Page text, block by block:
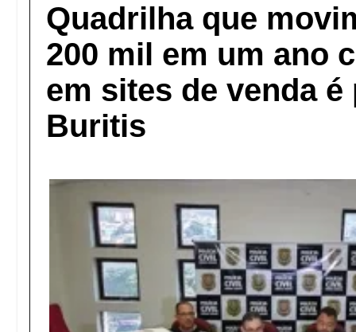
Quadrilha que
200 mil em um ano
em sites de venda é
Buritis